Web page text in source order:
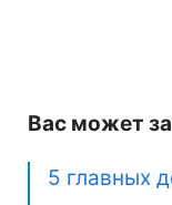
Вас может
5 главных